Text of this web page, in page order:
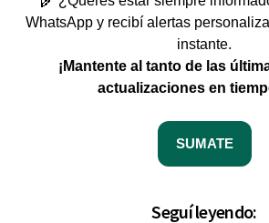
WhatsApp y recibí alertas
instante.
¡Mantente al tanto de las
actualizaciones en
SUMATE
Seguí leyendo: